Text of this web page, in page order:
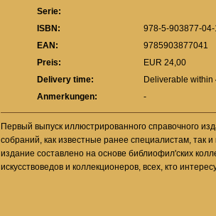
Serie:
ISBN:
978-5-903877-04-
EAN:
9785903877041
Preis:
EUR 24,00
Delivery time:
Deliverable within
Anmerkungen:
-
Первый выпуск иллюстрированного справочного
собраний, как известные ранее специалистам, так
издание составлено на основе библиофил'ских
искусствоведов и коллекционеров, всех, кто